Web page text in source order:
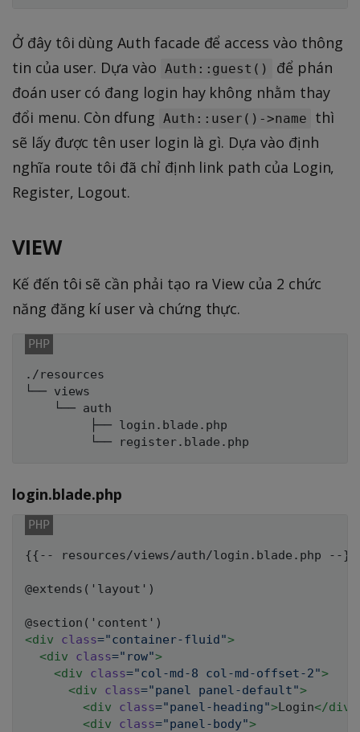
Ở đây tôi dùng Auth facade để access vào thông
tin của user. Dựa vào Auth::guest()
để phán
đoán user có đang login hay không nhằm thay
đổi menu. Còn dfung Auth::user()->name
thì
sẽ lấy được tên user login là gì. Dựa vào định
nghĩa route tôi đã chỉ định link path của Login,
Register, Logout.
VIEW
Kế đến tôi sẽ cần phải tạo ra View của 2 chức
năng đăng kí user và chứng thực.
./resources
└── views
    └── auth
         ├── login.blade.php
login.blade.php
{{-- resources/views/auth/login.blade.php --}}
@extends('layout')
<div class="container-fluid">
<div class=" row">
<div class="col-md-8 col-md-offset-2">
<div class="panel panel-default">
<div class="panel-heading">Login</div
<div class="panel-body">